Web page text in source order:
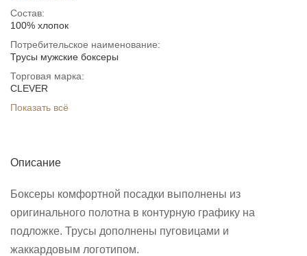
Состав:
100% хлопок
Потребительское наименование:
Трусы мужские боксеры
Торговая марка:
CLEVER
Показать всё
Описание
Боксеры комфортной посадки выполнены из
оригинального полотна в контурную графику на
подложке. Трусы дополнены пуговицами и
жаккардовым логотипом.